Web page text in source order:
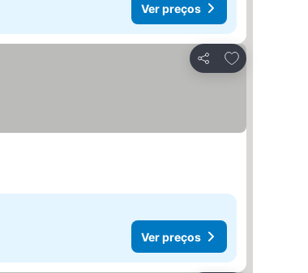
Ver preços
Partilhar
Adicionar
Ver preços